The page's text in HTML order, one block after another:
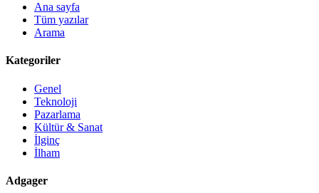
Ana sayfa
Tüm yazılar
Arama
Kategoriler
Genel
Teknoloji
Pazarlama
Kültür & Sanat
İlginç
İlham
Adgager